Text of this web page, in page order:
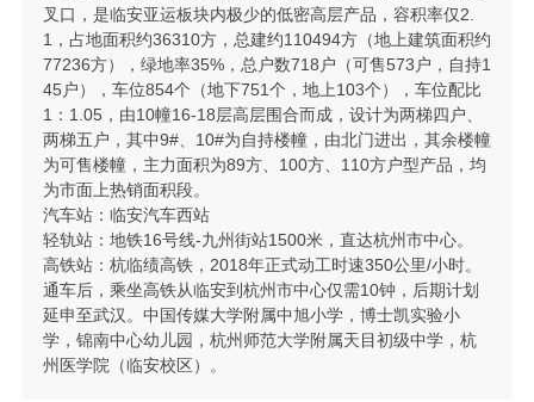
叉口，是临安亚运板块内极少的低密高层产品，容积率仅2.
1，占地面积约36310方，总建约110494方（地上建筑面积约
77236方），绿地率35%，总户数718户（可售573户，自持1
45户），车位854个（地下751个，地上103个），车位配比
1：1.05，由10幢16-18层高层围合而成，设计为两梯四户、
两梯五户，其中9#、10#为自持楼幢，由北门进出，其余楼幢
为可售楼幢，主力面积为89方、100方、110方户型产品，均
为市面上热销面积段。
汽车站：临安汽车西站
轻轨站：地铁16号线-九州街站1500米，直达杭州市中心。
高铁站：杭临绩高铁，2018年正式动工时速350公里/小时。
通车后，乘坐高铁从临安到杭州市中心仅需10钟，后期计划
延申至武汉。中国传媒大学附属中旭小学，博士凯实验小
学，锦南中心幼儿园，杭州师范大学附属天目初级中学，杭
州医学院（临安校区）。